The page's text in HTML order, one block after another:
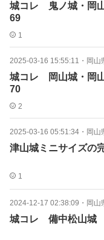
城コレ 鬼ノ城・岡山
69
1
2025-03-16 15:55:11 ・ 岡山
城コレ 岡山城・岡山
70
2
2025-03-16 05:51:34 ・ 岡山
津山城ミニサイズの
1
2024-12-17 02:38:09 ・ 岡山
城コレ 備中松山城